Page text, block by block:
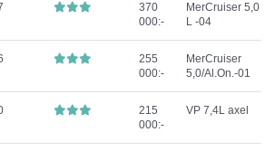
370
000:-
MerCruiser 5,0
L -04
255
000:-
MerCruiser
5,0/Al.On.-01
215
000:-
VP 7,4L axel